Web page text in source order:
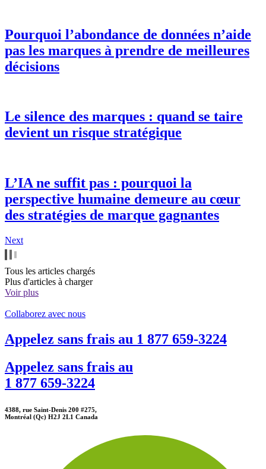
Pourquoi l’abondance de données n’aide
pas les marques à prendre de meilleures
décisions
Le silence des marques : quand se taire
devient un risque stratégique
L’IA ne suffit pas : pourquoi la
perspective humaine demeure au cœur
des stratégies de marque gagnantes
Next
Tous les articles chargés
Plus d'articles à charger
Voir plus
Collaborez avec nous
Appelez sans frais au 1 877 659-3224
Appelez sans frais au
1 877 659-3224
4388, rue Saint-Denis 200 #275,
Montréal (Qc) H2J 2L1 Canada